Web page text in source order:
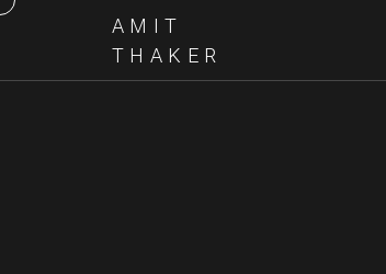
AMIT
THAKER